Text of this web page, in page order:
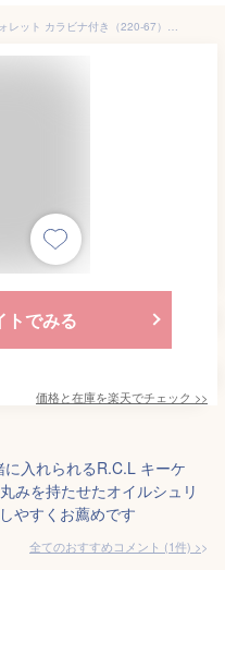
R.C.L キーケース&ウォレット キーウォレット カラビナ付き（220-67）姫路レザー マルチケース リモートキー ミニウォレット 鍵 小銭 お札 コインケース ミニ財布 レディース メンズ 日本製 小さめ リアルクロス【コンビニ受取対応商品】
トでみる
価格と在庫を楽天でチェック >>
入れられるR.C.L キーケ
みを持たせたオイルシュリ
やすくお薦めです
全てのおすすめコメント (1件) >